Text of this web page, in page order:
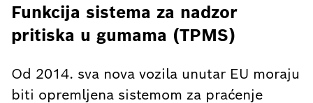
Funkcija sistema za nadzor
pritiska u gumama (TPMS)
Od 2014. sva nova vozila unutar EU moraju
biti opremljena sistemom za praćenje